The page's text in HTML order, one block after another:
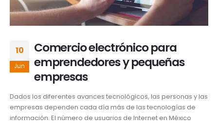
10
Jun
Comercio electrónico para
emprendedores y pequeñas
empresas
Dados los diferentes avances tecnológicos, las personas y las
empresas dependen cada día más de las tecnologías de
información. El número de usuarios de Internet en México